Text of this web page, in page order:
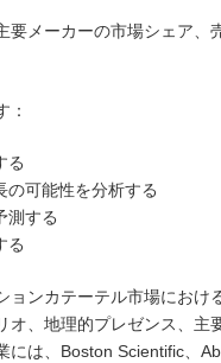
要メーカーの市場シェア、
：
る
の可能性を分析する
測する
る
ョンカテーテル市場におけ
、地理的プレゼンス、主
は、Boston Scientific、